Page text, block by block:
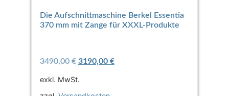
Die Aufschnittmaschine Berkel Essentia
370 mm mit Zange für XXXL-Produkte
3490,00€ 3190,00 €
exkl. MwSt.